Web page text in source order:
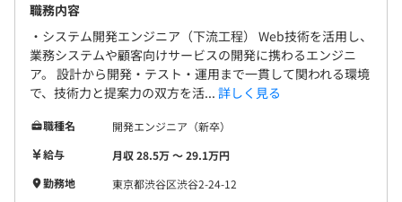
職務内容
・システム開発エンジニア（下流工程） Web技術を活用し、
業務システムや顧客向けサービスの開発に携わるエンジニ
ア。 設計から開発・テスト・運用まで一貫して関われる環境
で、技術力と提案力の双方を活... 詳しく見る
職種名
開発エンジニア（新卒）
給与
月収 28.5万 〜 29.1万円
勤務地
東京都渋谷区渋谷2-24-12